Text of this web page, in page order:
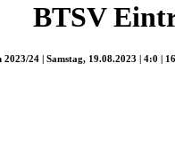
BTSV
24 | Samstag, 19.08.2023 | 4:0 |